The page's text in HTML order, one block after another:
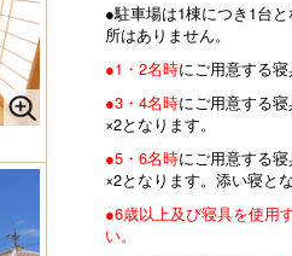
●駐車場は1棟につき1台
所はありません。
●1・2名時にご用意する
●3・4名時にご用意する
×2となります。
●5・6名時にご用意する
×2となります。添い寝と
●6歳以上及び寝具を使用
い。